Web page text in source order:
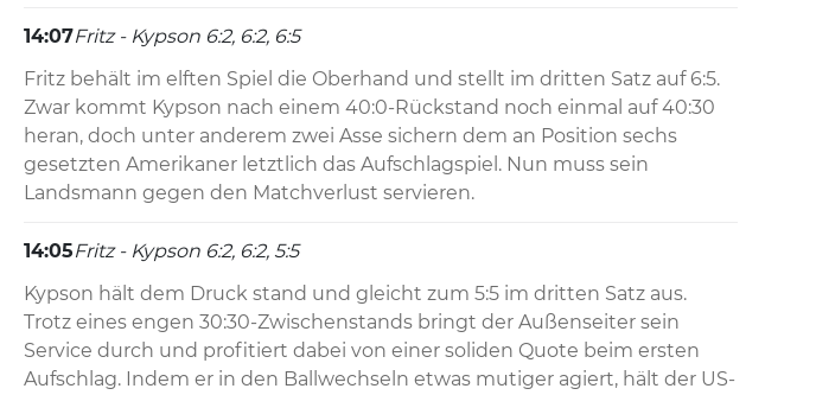
14:07Fritz - Kypson 6:2, 6:2, 6:5
Fritz behält im elften Spiel die Oberhand und stellt im dritten Satz auf 6:5.
Zwar kommt Kypson nach einem 40:0-Rückstand noch einmal auf 40:30
heran, doch unter anderem zwei Asse sichern dem an Position sechs
gesetzten Amerikaner letztlich das Aufschlagspiel. Nun muss sein
Landsmann gegen den Matchverlust servieren.
14:05Fritz - Kypson 6:2, 6:2, 5:5
Kypson hält dem Druck stand und gleicht zum 5:5 im dritten Satz aus.
Trotz eines engen 30:30-Zwischenstands bringt der Außenseiter sein
Service durch und profitiert dabei von einer soliden Quote beim ersten
Aufschlag. Indem er in den Ballwechseln etwas mutiger agiert, hält der US-